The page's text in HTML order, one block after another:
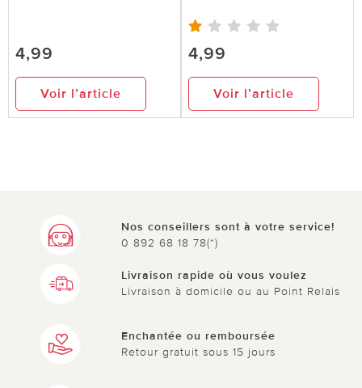
0 sur 0 ont trouvé cette évaluation utile.
pas utile
TRES PRATIQUE PEUT SE FAIRE LA NUIT. BON
RESULTAT
pas utile
4,99
Voir l’article
4,99
Voir l’article
Nos conseillers sont à votre service!
0 892 68 18 78(*)
Livraison rapide où vous voulez
Livraison à domicile ou au Point Relais
Enchantée ou remboursée
Retour gratuit sous 15 jours